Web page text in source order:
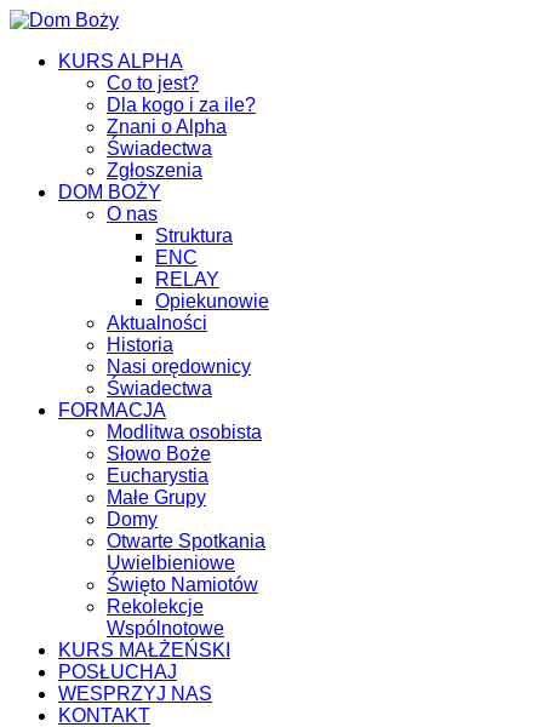
KURS ALPHA
Co to jest?
Dla kogo i za ile?
Znani o Alpha
Świadectwa
Zgłoszenia
DOM BOŻY
O nas
Struktura
ENC
RELAY
Opiekunowie
Aktualności
Historia
Nasi orędownicy
Świadectwa
FORMACJA
Modlitwa osobista
Słowo Boże
Eucharystia
Małe Grupy
Domy
Otwarte Spotkania
Uwielbieniowe
Święto Namiotów
Rekolekcje
Wspólnotowe
KURS MAŁŻEŃSKI
POSŁUCHAJ
WESPRZYJ NAS
KONTAKT